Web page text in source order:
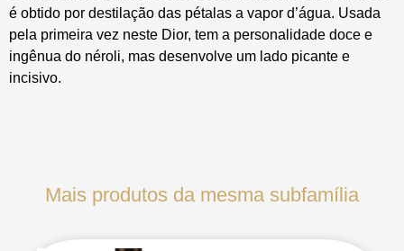
é obtido por destilação das pétalas a vapor d’água. Usada
pela primeira vez neste Dior, tem a personalidade doce e
ingênua do néroli, mas desenvolve um lado picante e
incisivo.
Mais produtos da mesma subfamília